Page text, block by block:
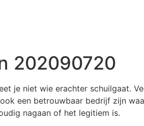
202090720
je niet wie erachter schuilgaat.
een betrouwbaar bedrijf zijn
nagaan of het legitiem is.